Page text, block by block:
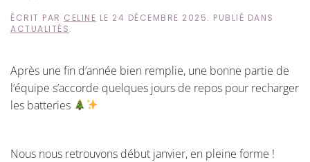
ÉCRIT PAR CELINE LE 24 DÉCEMBRE 2025. PUBLIÉ DANS
ACTUALITÉS.
Après une fin d’année bien remplie, une bonne partie de
l’équipe s’accorde quelques jours de repos pour recharger
les batteries
Nous nous retrouvons début janvier, en pleine forme !